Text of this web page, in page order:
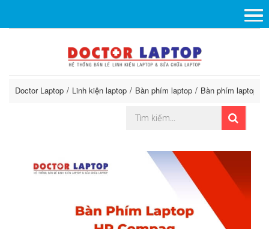
Doctor Laptop Linh kiện laptop Bàn phím laptop Bàn phím laptop